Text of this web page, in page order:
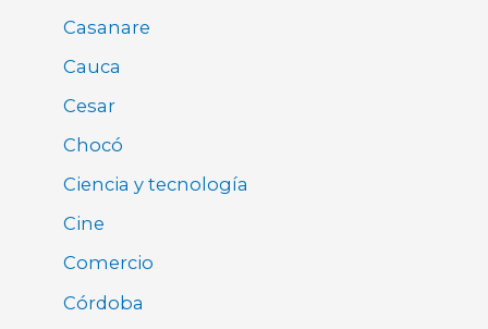
Casanare
Cauca
Cesar
Chocó
Ciencia y tecnología
Cine
Comercio
Córdoba